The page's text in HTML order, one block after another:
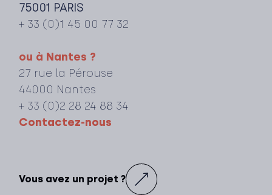
CAAV
75001 PARIS
+ 33 (0)1 45 00 77 32
ou à Nantes ?
27 rue la Pérouse
44000 Nantes
+ 33 (0)2 28 24 88 34
Contactez-nous
Vous avez un projet ?